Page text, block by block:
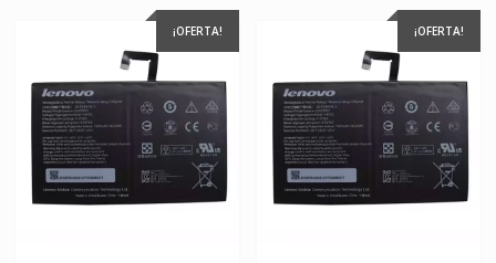
¡OFERTA! ¡OFERTA!